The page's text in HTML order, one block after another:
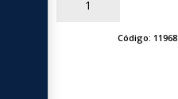
AÑADIR
Código:11968